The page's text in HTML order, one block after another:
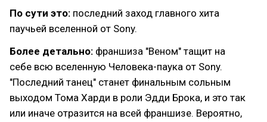
По сути это: последний заход главного хита
паучьей вселенной от Sony.
Более детально: франшиза "Веном" тащит на
себе всю вселенную Человека-паука от Sony.
"Последний танец" станет финальным сольным
выходом Тома Харди в роли Эдди Брока, и это так
или иначе отразится на всей франшизе. Вероятно,